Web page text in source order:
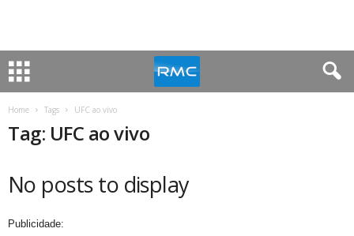
Home Tags UFC ao vivo
Tag: UFC ao vivo
No posts to display
Publicidade: